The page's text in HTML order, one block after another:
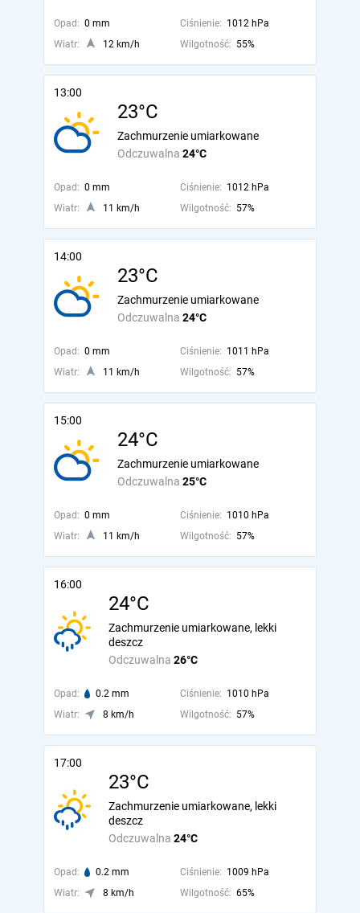
Opad: 0 mm Ciśnienie: 1012 hPa
Wiatr:
12 km/h Wilgotność: 55%
13:00
23°C
Odczuwalna 24°C
Zachmurzenie umiarkowane
Opad: 0 mm Ciśnienie: 1012 hPa
Wiatr:
11 km/h Wilgotność: 57%
14:00
23°C
Odczuwalna 24°C
Zachmurzenie umiarkowane
Opad: 0 mm Ciśnienie: 1011 hPa
Wiatr:
11 km/h Wilgotność: 57%
15:00
24°C
Odczuwalna 25°C
Zachmurzenie umiarkowane
Opad: 0 mm Ciśnienie: 1010 hPa
Wiatr:
11 km/h Wilgotność: 57%
16:00
24°C
Odczuwalna 26°C
Zachmurzenie umiarkowane, lekki
deszcz
Opad: 0.2 mm Ciśnienie: 1010 hPa
Wiatr:
8 km/h Wilgotność: 57%
17:00
23°C
Odczuwalna 24°C
Zachmurzenie umiarkowane, lekki
deszcz
Opad: 0.2 mm Ciśnienie: 1009 hPa
Wiatr:
8 km/h Wilgotność: 65%